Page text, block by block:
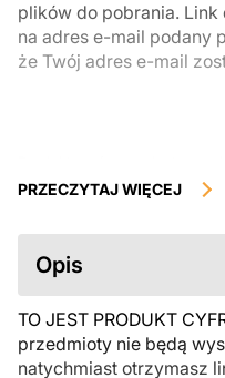
plików do pobrania. Link
na adres e-mail podany
że Twój adres e-mail
podlegają zwrotowi ani
przed zakupem. Jeśli masz
skontaktuj się bezpośrednio
PRZECZYTAJ WIĘCEJ
Opis
TO JEST PRODUKT
przedmioty nie będą
natychmiast otrzymasz